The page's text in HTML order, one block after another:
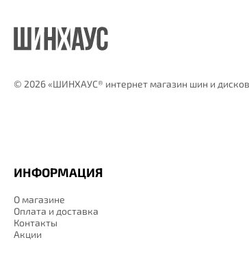
© 2026 «ШИНХАУС® интернет магазин шин и
ИНФОРМАЦИЯ
О магазине
Оплата и доставка
Контакты
Акции